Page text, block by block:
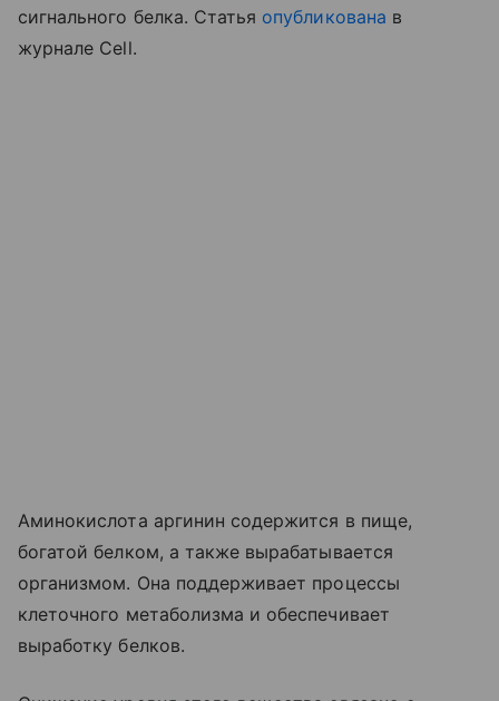
сигнального белка. Статья опубликована в
журнале Cell.
Аминокислота аргинин содержится в пище,
богатой белком, а также вырабатывается
организмом. Она поддерживает процессы
клеточного метаболизма и обеспечивает
выработку белков.